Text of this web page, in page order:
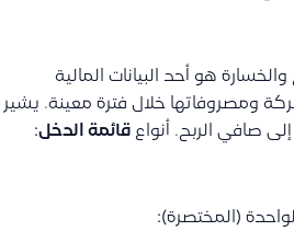
هو أحد البيانات المالية
ومصروفاتها خلال فترة معينة. يشير
صافي الربح. أنواع قائمة الدخل:
(المختصرة):